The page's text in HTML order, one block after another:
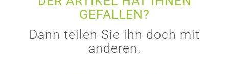
GEFALLEN?
Dann teilen Sie ihn doch mit
anderen.